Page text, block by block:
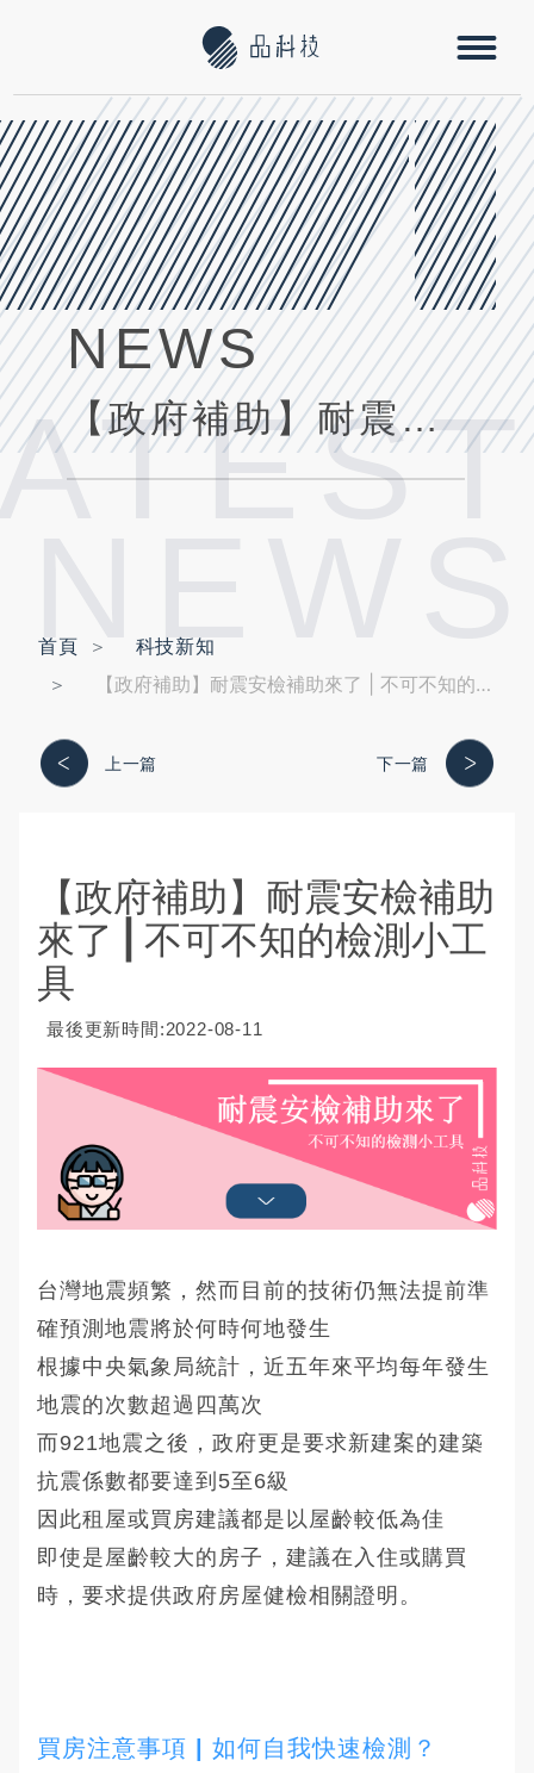
NEWS
【政府補助】耐震安檢補助來了 | 不可不知的檢測小工具
首頁
科技新知
【政府補助】耐震安檢補助來了 | 不可不知的檢測小工具
上一篇 下一篇
【政府補助】耐震安檢補助
來了 | 不可不知的檢測小工
具
最後更新時間:2022-08-11
台灣地震頻繁，然而目前的技術仍無法提前準
確預測地震將於何時何地發生
根據中央氣象局統計，近五年來平均每年發生
地震的次數超過四萬次
而921地震之後，政府更是要求新建案的建築
抗震係數都要達到5至6級
因此租屋或買房建議都是以屋齡較低為佳
即使是屋齡較大的房子，建議在入住或購買
時，要求提供政府房屋健檢相關證明。
買房注意事項 | 如何自我快速檢測？